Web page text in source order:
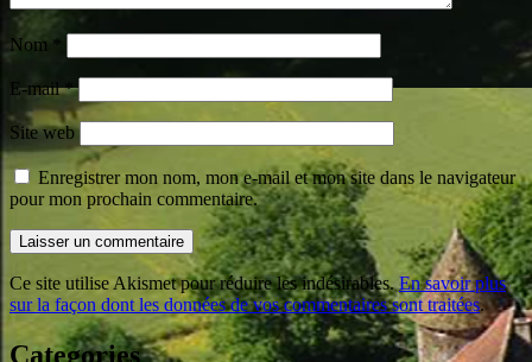
Nom *
E-mail*
Site web
Enregistrer mon nom, mon e-mail et mon site dans le navigateur
pour mon prochain commentaire.
Ce site utilise Akismet pour réduire les indésirables.En savoir plus
sur la façon dont les données de vos commentaires sont traitées.
Categories